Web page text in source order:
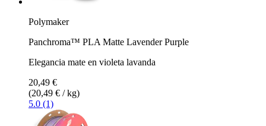
Polymaker
Panchroma™ PLA Matte Lavender Purple
Elegancia mate en violeta lavanda
20,49 €
(20,49 € / kg)
5.0 (1)